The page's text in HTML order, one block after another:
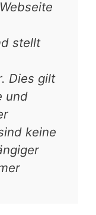
stellt
Dies gilt
und
keine